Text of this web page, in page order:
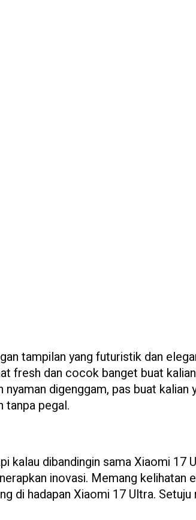
tampilan yang futuristik dan
fresh dan cocok banget buat
digenggam, pas buat kalian
tanpa pegal.
kalau dibandingin sama Xiaomi 17
inovasi. Memang kelihatan
di hadapan Xiaomi 17 Ultra. Setuju